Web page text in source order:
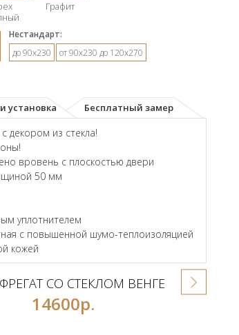
Графит
Hестандарт:
до 90х230
от 90х230 до 120х270
установка Бесплатный замер
декором из стекла!
вровень с плоскостью двери
50 мм
уплотнителем
с повышенной шумо-теплоизоляцией
кожей
СО СТЕКЛОМ ВЕНГЕ
14600р.